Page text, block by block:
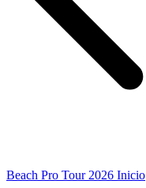
Beach Pro Tour 2026 Inicio